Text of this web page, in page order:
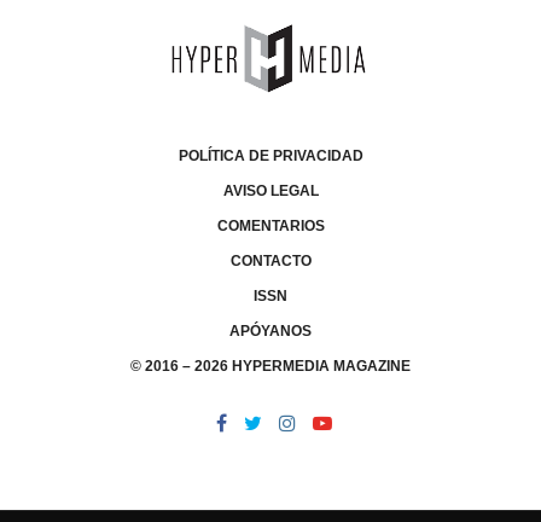
POLÍTICA DE PRIVACIDAD
AVISO LEGAL
COMENTARIOS
CONTACTO
ISSN
APÓYANOS
© 2016 – 2026 HYPERMEDIA MAGAZINE